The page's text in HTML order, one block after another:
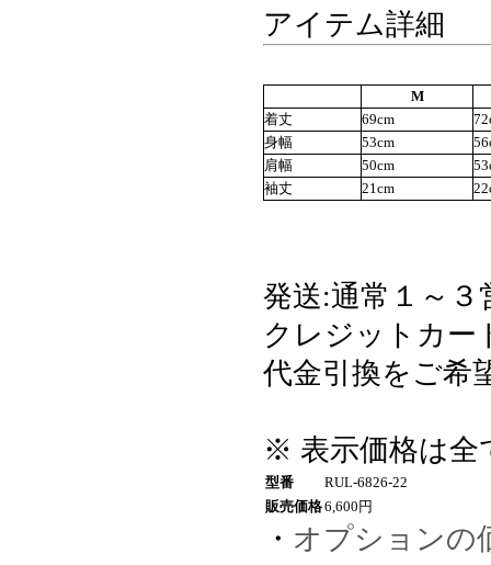
アイテム詳細
M
着丈
69cm
身幅
53cm
肩幅
50cm
袖丈
21cm
発送:通常１～３
クレジットカー
代金引換をご希
※ 表示価格は全
型番
RUL-6826-22
販売価格6,600円
・ オプションの